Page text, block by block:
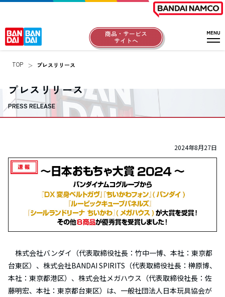
商品・サービス
サイトへ
TOP プレスリリース
プレスリリース
PRESS RELEASE
2024年8月27日
株式会社バンダイ（代表取締役社長：竹中一博、本社：東京都
台東区）、株式会社BANDAI SPIRITS（代表取締役社長：榊󠄀原博、
本社：東京都港区）、株式会社メガハウス（代表取締役社長：佐
藤明宏、本社：東京都台東区）は、一般社団法人日本玩具協会が